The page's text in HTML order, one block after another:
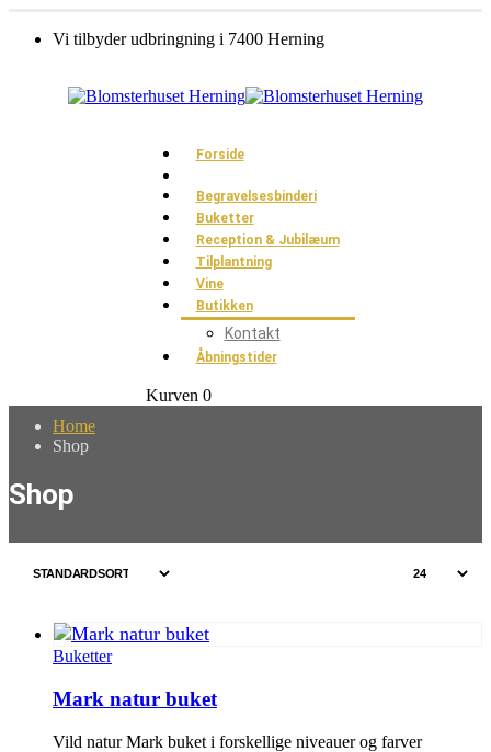
Vi tilbyder udbringning i 7400 Herning
Forside
Begravelsesbinderi
Buketter
Reception & Jubilæum
Tilplantning
Vine
Butikken
Kontakt
Åbningstider
Kurven 0
Home
Shop
Shop
Buketter
Mark natur buket
Vild natur Mark buket i forskellige niveauer og farver